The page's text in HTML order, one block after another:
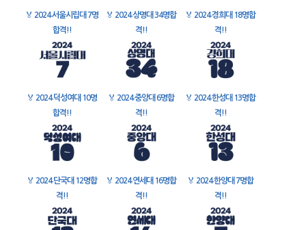
🏅 2024 서울시립대 7명
합격!!
🏅 2024 상명대 34명합
격!!
🏅 2024 경희대 18명합
격!!
🏅 2024 덕성여대 10명
합격!!
🏅 2024 중앙대 6명합
격!!
🏅 2024 한성대 13명합
격!!
🏅 2024 단국대 12명합
격!!
🏅 2024 연세대 16명합
격!!
🏅 2024 한양대 7명합
격!!